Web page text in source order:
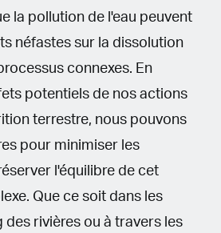
la pollution de l'eau peuvent
néfastes sur la dissolution
connexes. En
potentiels de nos actions
terrestre, nous pouvons
pour minimiser les
l'équilibre de cet
Que ce soit dans les
des rivières ou à travers les